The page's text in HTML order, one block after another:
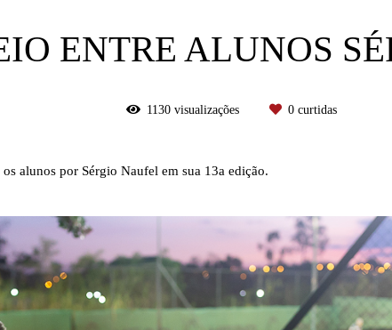
ENTRE ALUNOS
1130visualizações 0curtidas
alunos por Sérgio Naufel em sua 13a edição.